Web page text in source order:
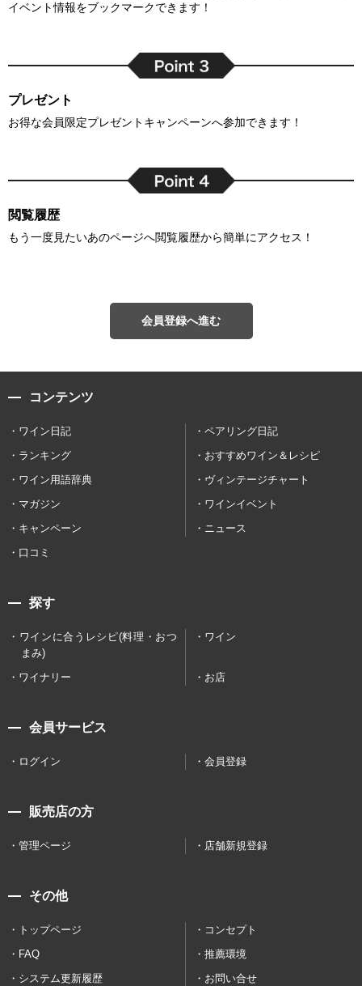
イベント情報をブックマークできます！
プレゼント
お得な会員限定プレゼントキャンペーンへ参加できます！
閲覧履歴
もう一度見たいあのページへ閲覧履歴から簡単にアクセス！
会員登録へ進む
コンテンツ
ワイン日記
ペアリング日記
ランキング
おすすめワイン＆レシピ
ワイン用語辞典
ヴィンテージチャート
マガジン
ワインイベント
キャンペーン
ニュース
口コミ
探す
ワインに合うレシピ(料理・おつ
まみ)
ワイン
ワイナリー お店
会員サービス
ログイン 会員登録
販売店の方
管理ページ 店舗新規登録
その他
トップページ
コンセプト
FAQ
推薦環境
システム更新履歴
お問い合せ